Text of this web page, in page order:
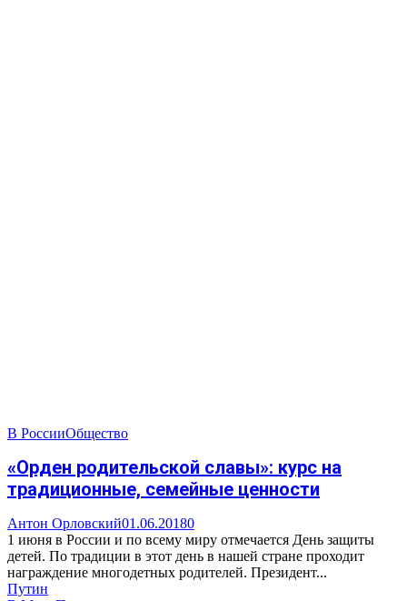
В РоссииОбщество
«Орден родительской славы»: курс на
традиционные, семейные ценности
Антон Орловский01.06.20180
1 июня в России и по всему миру отмечается День защиты
детей. По традиции в этот день в нашей стране проходит
награждение многодетных родителей. Президент...
Путин